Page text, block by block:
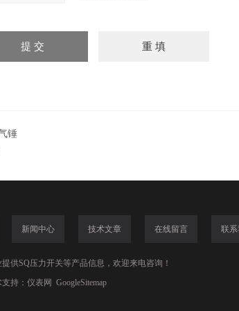
锤
新闻中心 技术文章 在线留言 联系
供SQ压力开关等产品信息，欢迎来电咨询！
持： 仪表网 GoogleSitemap